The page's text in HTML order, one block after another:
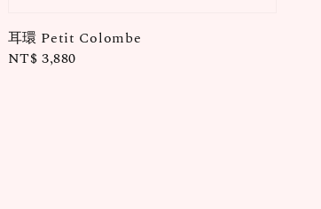
耳環 Petit Colombe
Regular
NT$ 3,880